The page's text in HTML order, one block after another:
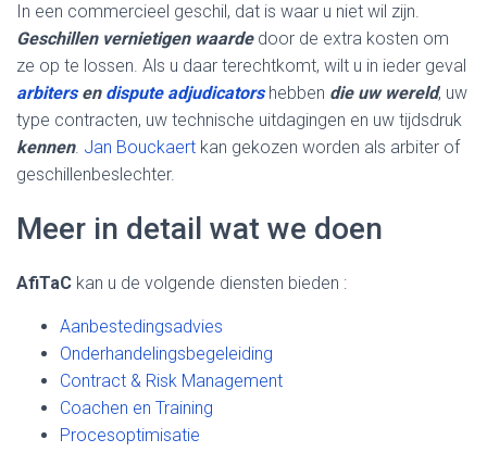
In een commercieel geschil, dat is waar u niet wil zijn.
Geschillen vernietigen waardedoor de extra kosten om
ze op te lossen. Als u daar terechtkomt, wilt u in ieder geval
arbitersen dispute adjudicators hebben die uw wereld, uw
type contracten, uw technische uitdagingen en uw tijdsdruk
kennen. Jan Bouckaert kan gekozen worden als arbiter of
geschillenbeslechter.
Meer in detail wat we doen
AfiTaC kan u de volgende diensten bieden :
Aanbestedingsadvies
Onderhandelingsbegeleiding
Contract & Risk Management
Coachen en Training
Procesoptimisatie